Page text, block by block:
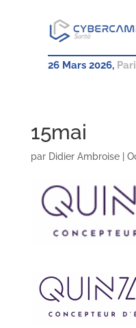
26 Mars 2026,
15mai
par Didier Ambroise|